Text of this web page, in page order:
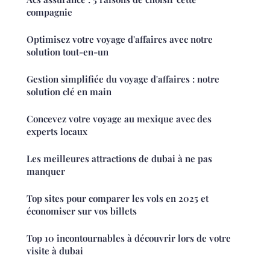
compagnie
Optimisez votre voyage d'affaires avec notre
solution tout-en-un
Gestion simplifiée du voyage d'affaires : notre
solution clé en main
Concevez votre voyage au mexique avec des
experts locaux
Les meilleures attractions de dubai à ne pas
manquer
Top sites pour comparer les vols en 2025 et
économiser sur vos billets
Top 10 incontournables à découvrir lors de votre
visite à dubai